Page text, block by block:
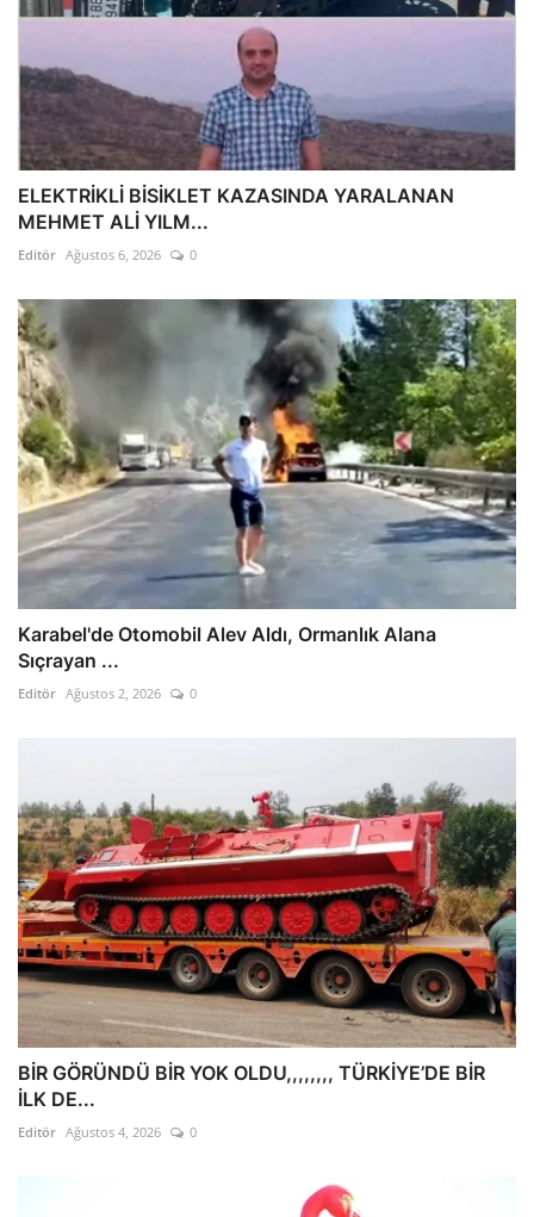
ELEKTRİKLİ BİSİKLET KAZASINDA YARALANAN
MEHMET ALİ YILM...
Editör Ağustos 6, 2026 0
Karabel'de Otomobil Alev Aldı, Ormanlık Alana
Sıçrayan ...
Editör Ağustos 2, 2026 0
BİR GÖRÜNDÜ BİR YOK OLDU,,,,,,,, TÜRKİYE’DE BİR
İLK DE...
Editör Ağustos 4, 2026 0